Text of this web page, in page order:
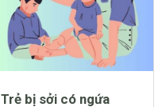
Trẻ bị sởi có ngứa